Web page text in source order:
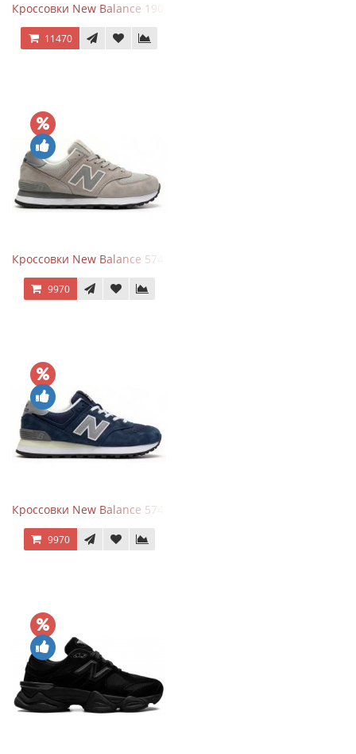
Кроссовки New Balance 1906 Black Silver Metallic
11470
Кроссовки New Balance 574 Silver Summer Fog
9970
Кроссовки New Balance 574 Classic Blue Grey
9970